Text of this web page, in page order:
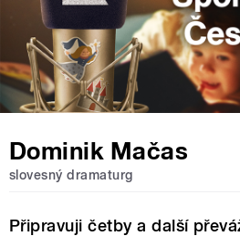
Dominik Mačas
slovesný dramaturg
Připravuji četby a další